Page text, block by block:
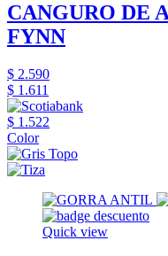
CANGURO DE
FYNN
$ 2.590
$ 1.611
$ 1.522
Color
Quick view